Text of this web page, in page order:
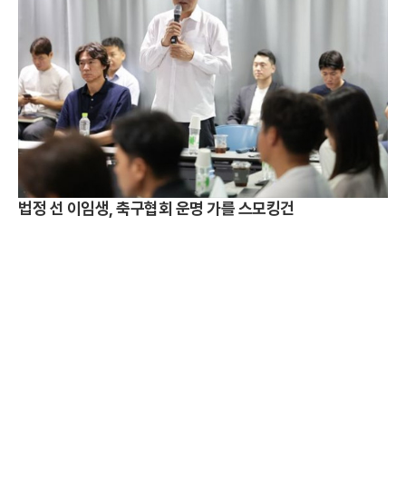
법정 선 이임생, 축구협회 운명 가를 스모킹건